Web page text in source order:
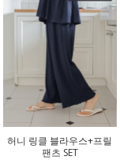
허니 링클 블라우스+프릴
팬츠 SET